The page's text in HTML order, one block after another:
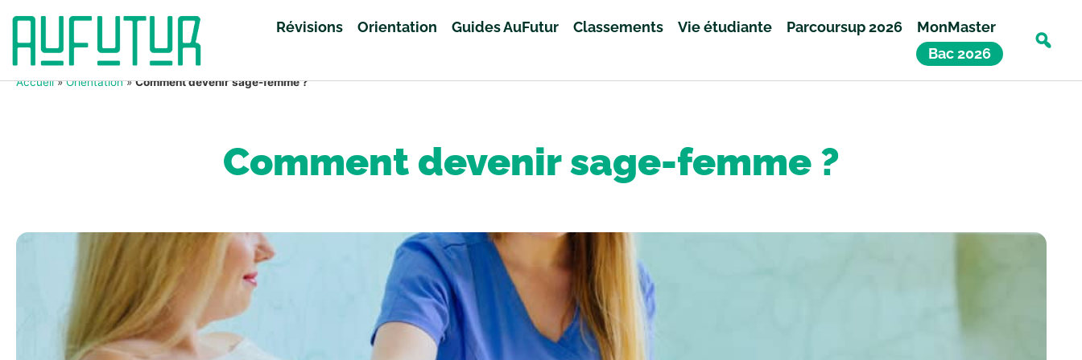
Révisions Orientation Guides AuFutur Classements Vie étudiante Parcoursup 2026
MonMaster
Bac 2026
Accueil»Orientation»Comment devenir sage-femme ?
Comment devenir sage-femme ?